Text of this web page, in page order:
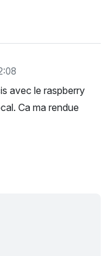
avec le raspberry
Ca ma rendue